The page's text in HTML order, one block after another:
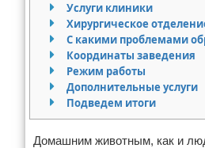
Здоровье
Компьютеры
Личность
Размещение рекламы
Для правообладателей
Условия предоставления
Отказ от ответственности
Услуги клиники
Хирургическое
С какими проблемами
Координаты заведения
Режим работы
Дополнительные услуги
Подведем итоги
Домашним животным, как и